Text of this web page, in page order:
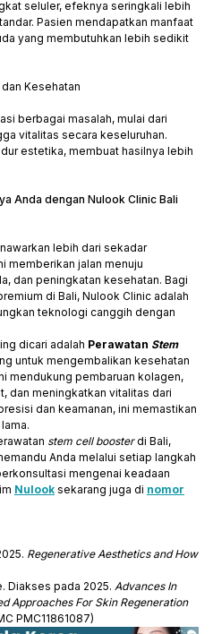
seluler, efeknya seringkali lebih
Pasien mendapatkan manfaat
yang membutuhkan lebih sedikit
Kesehatan
berbagai masalah, mulai dari
vitalitas secara keseluruhan.
estetika, membuat hasilnya lebih
Anda dengan Nulook Clinic Bali
lebih dari sekadar
memberikan jalan menuju
dan peningkatan kesehatan. Bagi
di Bali, Nulook Clinic adalah
teknologi canggih dengan
dicari adalah Perawatan Stem
untuk mengembalikan kesehatan
mendukung pembaruan kolagen,
dan meningkatkan vitalitas dari
dan keamanan, ini memastikan
stem cell boosterdi Bali,
Anda melalui setiap langkah
mengenai keadaan
Nulook sekarang juga di nomor
Regenerative Aesthetics and How
Diakses pada 2025. Advances In
Approaches For Skin Regeneration
PMC11861087)